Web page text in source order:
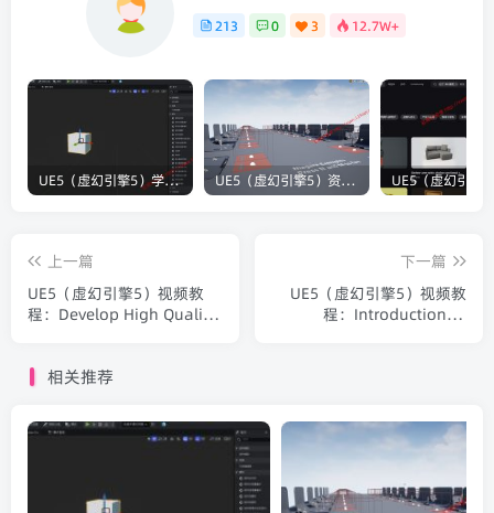
213 0 3 12.7W+
UE5（虚幻引擎5）学习笔记：碰撞知识要点 UE5（虚幻引擎5）资源：Bullet VFX Pack 子弹视觉特效包
上一篇
UE5（虚幻引擎5）视频教
程：Develop High Quality
下一篇
UE5（虚幻引擎5）视频教
程：Introduction to
相关推荐